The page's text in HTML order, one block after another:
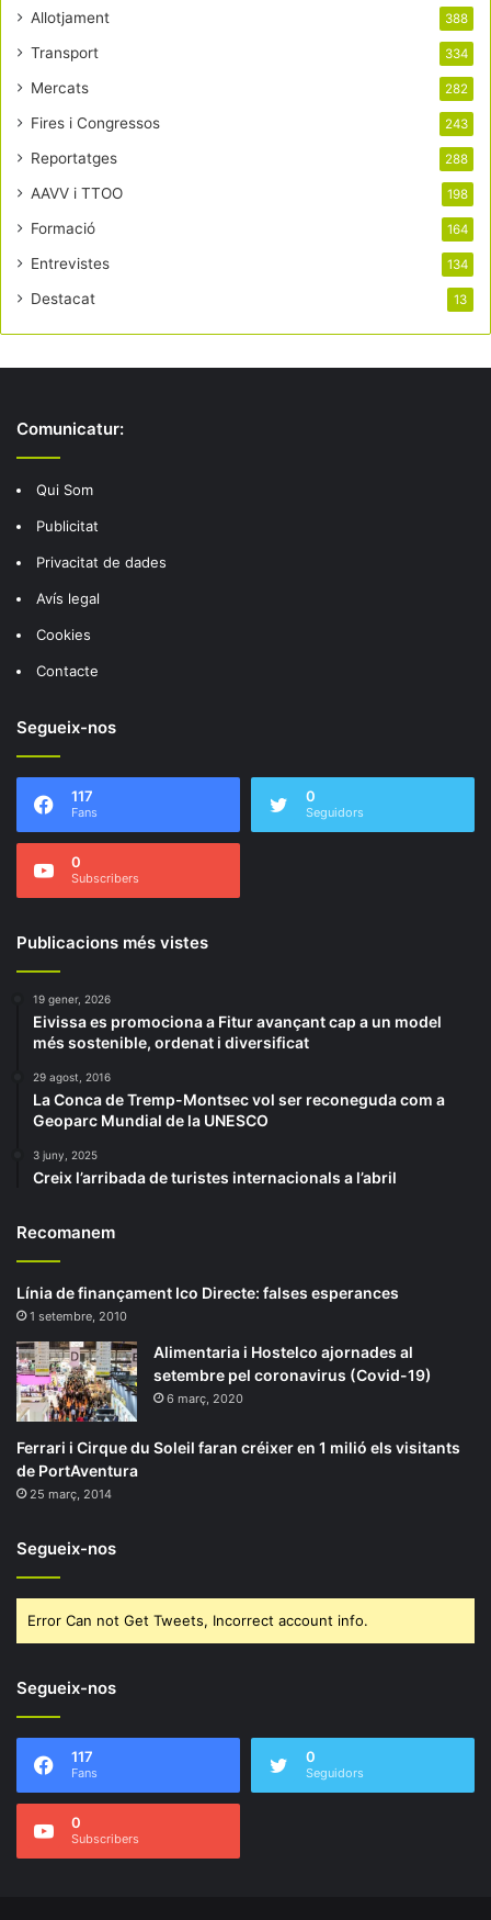
Allotjament 388
Transport 334
Mercats 282
Fires i Congressos 243
Reportatges 288
AAVV i TTOO 198
Formació 164
Entrevistes 134
Destacat 13
Comunicatur:
Qui Som
Publicitat
Privacitat de dades
Avís legal
Cookies
Contacte
Segueix-nos
117
Fans
0
Seguidors
0
Subscribers
Publicacions més vistes
19 gener, 2026
Eivissa es promociona a Fitur avançant cap a un model
més sostenible, ordenat i diversificat
29 agost, 2016
La Conca de Tremp-Montsec vol ser reconeguda com a
Geoparc Mundial de la UNESCO
3 juny, 2025
Creix l’arribada de turistes internacionals a l’abril
Recomanem
Línia de finançament Ico Directe: falses esperances
1 setembre, 2010
Alimentaria i Hostelco ajornades al
setembre pel coronavirus (Covid-19)
6 març, 2020
Ferrari i Cirque du Soleil faran créixer en 1 milió els visitants
de PortAventura
25 març, 2014
Segueix-nos
Error Can not Get Tweets, Incorrect account info.
Segueix-nos
117
Fans
0
Seguidors
0
Subscribers